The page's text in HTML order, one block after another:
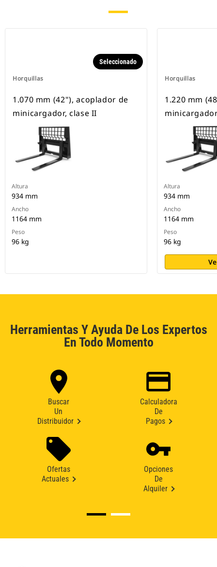
Horquillas
Seleccionado
1.070 mm (42"), acoplador de
minicargador, clase II
Altura
934 mm
Ancho
1164 mm
Peso
96 kg
Horquillas
1.220 mm
Altura
934 mm
Ancho
1164 mm
Peso
96 kg
Herramientas Y Ayuda De Los Expertos
En Todo Momento
Buscar
Un
Distribuidor
Calculadora
De
Pagos
Ofertas
Actuales
Opciones
De
Alquiler